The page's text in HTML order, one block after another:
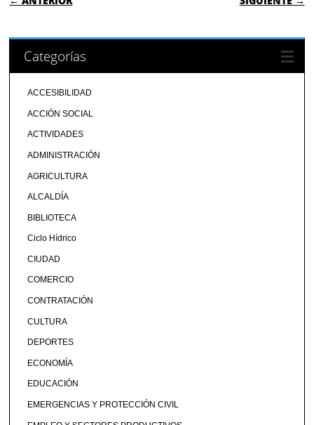
Categorías
ACCESIBILIDAD
ACCIÓN SOCIAL
ACTIVIDADES
ADMINISTRACIÓN
AGRICULTURA
ALCALDÍA
BIBLIOTECA
Ciclo Hídrico
CIUDAD
COMERCIO
CONTRATACIÓN
CULTURA
DEPORTES
ECONOMÍA
EDUCACIÓN
EMERGENCIAS Y PROTECCIÓN CIVIL